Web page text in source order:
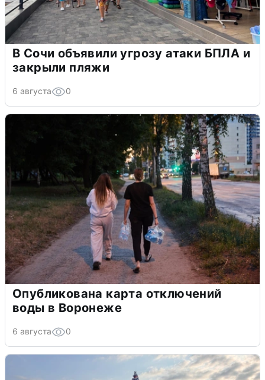
В Сочи объявили угрозу атаки БПЛА и
закрыли пляжи
6 августа 0
Опубликована карта отключений
воды в Воронеже
6 августа 0